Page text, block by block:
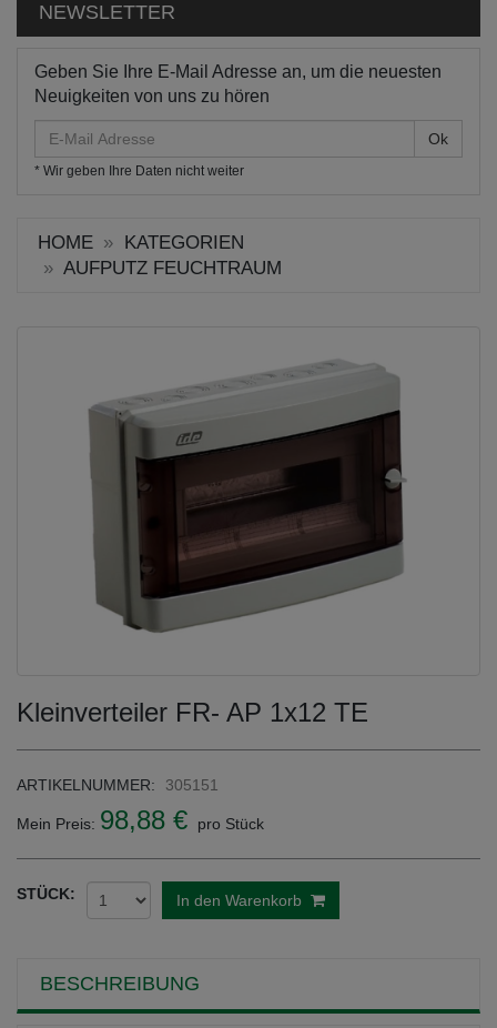
NEWSLETTER
Geben Sie Ihre E-Mail Adresse an, um die neuesten
Neuigkeiten von uns zu hören
Mail
Adresse
* Wir geben Ihre Daten nicht weiter
HOME
KATEGORIEN
AUFPUTZ FEUCHTRAUM
Kleinverteiler FR- AP 1x12 TE
ARTIKELNUMMER: 305151
Mein Preis: 98,88 € pro Stück
STÜCK: In den Warenkorb
BESCHREIBUNG